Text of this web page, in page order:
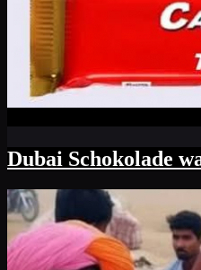
Dubai Schokolade